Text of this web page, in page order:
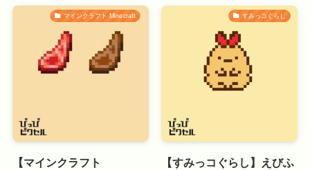
マインクラフト Minecraft
【マインクラフト
すみっコぐらし
【すみっコぐらし】えびふ